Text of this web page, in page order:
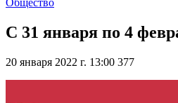
Общество
С 31 января по 4
20 января 2022 г. 13:00 377